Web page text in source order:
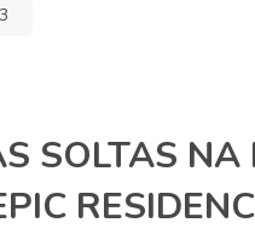
3
SOLTAS